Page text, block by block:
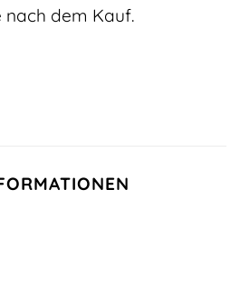
dem Kauf.